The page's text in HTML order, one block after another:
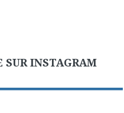
SUR INSTAGRAM